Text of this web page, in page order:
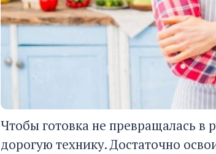
Чтобы готовка не превращалась в
дорогую технику. Достаточно